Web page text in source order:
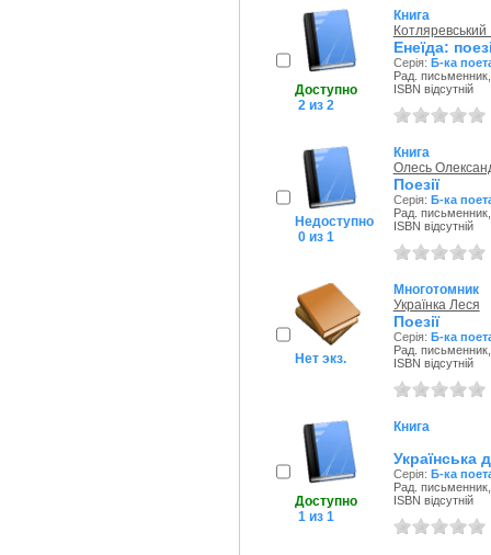
Доступно
2 из 2
Книга
Енеїда:
Серія: Б-ка
Рад.
ISBN відсутній
Недоступно
0 из 1
Книга
Олесь
Поезії
Серія: Б-ка
Рад.
ISBN відсутній
Нет экз.
Многотомник
Українка Леся
Поезії
Серія: Б-ка
Рад.
ISBN відсутній
Доступно
1 из 1
Книга
Українська
Серія: Б-ка
Рад.
ISBN відсутній